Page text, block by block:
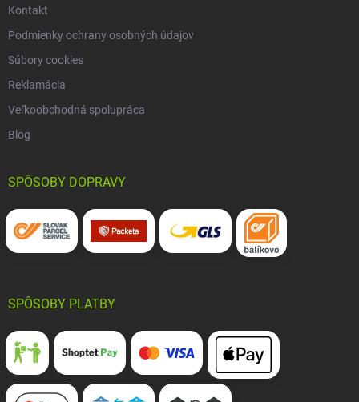
Kontakt
Podmienky ochrany osobných údajov
Súbory cookies
Reklamácia
Veľkoobchodná spolupráca
Blog
SPÔSOBY DOPRAVY
SPÔSOBY PLATBY